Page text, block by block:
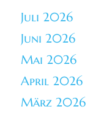
Juli 2026
Juni 2026
Mai 2026
April 2026
März 2026